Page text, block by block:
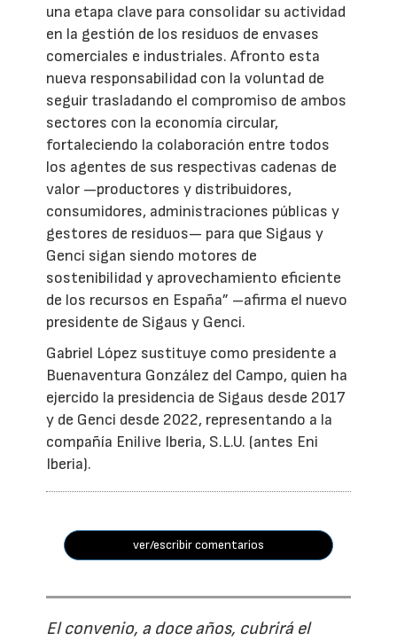
una etapa clave para consolidar su actividad
en la gestión de los residuos de envases
comerciales e industriales. Afronto esta
nueva responsabilidad con la voluntad de
seguir trasladando el compromiso de ambos
sectores con la economía circular,
fortaleciendo la colaboración entre todos
los agentes de sus respectivas cadenas de
valor —productores y distribuidores,
consumidores, administraciones públicas y
gestores de residuos— para que Sigaus y
Genci sigan siendo motores de
sostenibilidad y aprovechamiento eficiente
de los recursos en España” –afirma el nuevo
presidente de Sigaus y Genci.
Gabriel López sustituye como presidente a
Buenaventura González del Campo, quien ha
ejercido la presidencia de Sigaus desde 2017
y de Genci desde 2022, representando a la
compañía Enilive Iberia, S.L.U. (antes Eni
Iberia).
ver/escribir comentarios
El convenio, a doce años, cubrirá el